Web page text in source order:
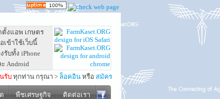
ตั้งแอพ เกษตร
เข้าใช้เว็บนี้
รับทั้ง iPhone
Android
รับ ทุกท่าน กรุณา > ล็อคอิน หรือ สมัคร
พืชเศรษฐกิจ ติดต่อเรา